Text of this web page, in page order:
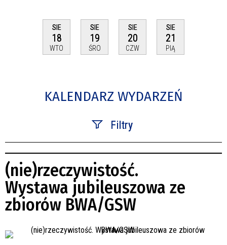
SIE
18
WTO
SIE
19
ŚRO
SIE
20
CZW
SIE
21
PIĄ
KALENDARZ WYDARZEŃ
Filtry
Kategoria
Trwające w zakresie
Miejsce
(nie)rzeczywistość.
Wystawa jubileuszowa ze
zbiorów BWA/GSW